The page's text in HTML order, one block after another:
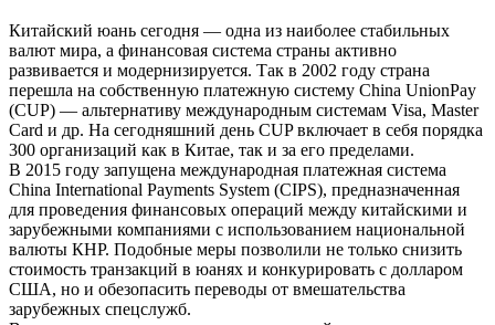
Китайский юань сегодня — одна из наиболее стабильных
валют мира, а финансовая система страны активно
развивается и модернизируется. Так в 2002 году страна
перешла на собственную платежную систему China UnionPay
(CUP) — альтернативу международным системам Visa, Master
Card и др. На сегодняшний день CUP включает в себя порядка
300 организаций как в Китае, так и за его пределами.
В 2015 году запущена международная платежная система
China International Payments System (CIPS), предназначенная
для проведения финансовых операций между китайскими и
зарубежными компаниями с использованием национальной
валюты КНР. Подобные меры позволили не только снизить
стоимость транзакций в юанях и конкурировать с долларом
США, но и обезопасить переводы от вмешательства
зарубежных спецслужб.